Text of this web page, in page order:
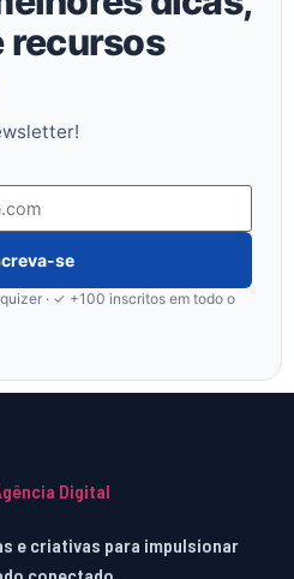
recursos
se
· ✓ +100 inscritos em todo o
e criativas para impulsionar